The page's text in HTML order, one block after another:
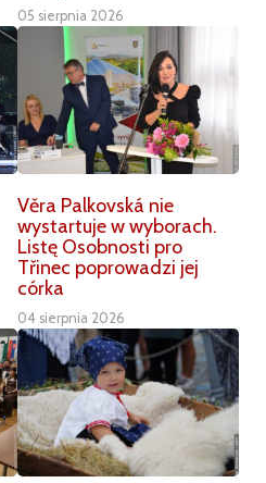
05 sierpnia 2026
Věra Palkovská nie
wystartuje w wyborach.
Listę Osobnosti pro
Třinec poprowadzi jej
córka
04 sierpnia 2026